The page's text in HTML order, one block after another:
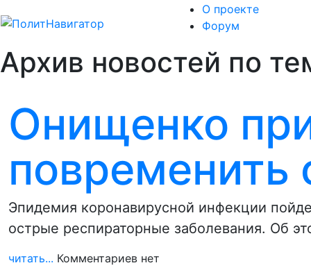
О проекте
Форум
Архив новостей по
Онищенко
повременить
Эпидемия коронавирусной инфекции
острые респираторные заболевания. Об
читать... Комментариев нет